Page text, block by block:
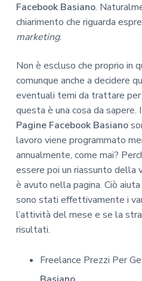
Facebook Basiano.
chiarimento che riguarda
marketing.
Non è escluso che proprio in
comunque anche a decidere
eventuali temi da trattare per
questa è una cosa da sapere. I
Pagine Facebook Basiano
lavoro viene programmato
annualmente, come mai?
essere poi un riassunto della
è avuto nella pagina. Ciò
sono stati effettivamente i
l’attività del mese e se la
risultati.
Freelance Prezzi Per